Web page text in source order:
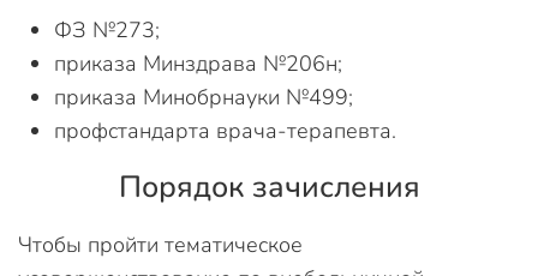
ФЗ №273;
приказа Минздрава №206н;
приказа Минобрнауки №499;
профстандарта врача-терапевта.
Порядок зачисления
Чтобы пройти тематическое